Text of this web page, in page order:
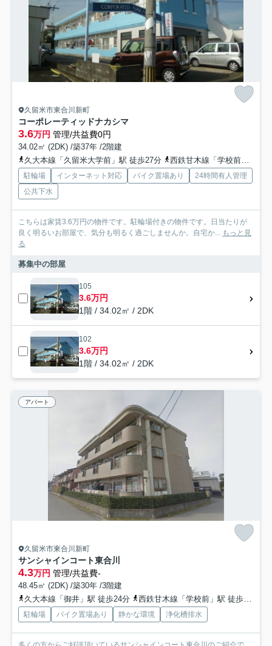
久留米市東合川新町
コーポレーティッドナカシマ
3.6万円 管理/共益費0円
34.02㎡ (2DK) /築37年 /2階建
久大本線「久留米大学前」駅 徒歩27分
西鉄甘木線「学校前」駅 徒歩32分
駐輪場 インターネット対応 バイク置場あり
24時間有人管理
公共下水
こちらは家賃3.6万円の物件です。駐輪場付きの物件です。日当たりが
良く明るいお部屋で、気分も明るく過ごしませんか。自宅か...
もっと見
る
募集中の部屋
105
3.6万円
1階 / 34.02㎡ / 2DK
102
3.6万円
1階 / 34.02㎡ / 2DK
アパート
久留米市東合川新町
サンシャインコート東合川
4.3万円 管理/共益費-
48.45㎡ (2DK) /築30年 /3階建
久大本線「御井」駅 徒歩24分
西鉄甘木線「学校前」駅 徒歩36分
駐輪場 バイク置場あり 静かな環境 浄化槽排水